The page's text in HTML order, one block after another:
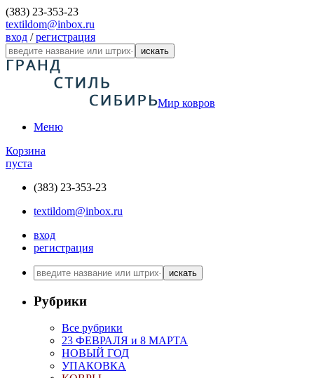
(383) 23-353-23
textildom@inbox.ru
вход /регистрация
искать
Мир ковров
Меню
Корзина
пуста
(383) 23-353-23
textildom@inbox.ru
вход
регистрация
искать
Рубрики
Все рубрики
23 ФЕВРАЛЯ и 8 МАРТА
НОВЫЙ ГОД
УПАКОВКА